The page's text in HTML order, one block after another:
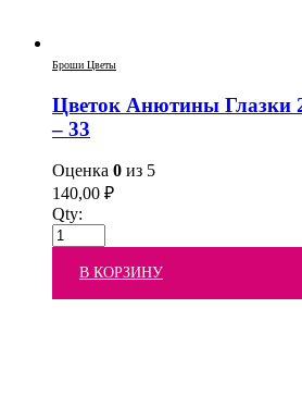
Броши Цветы
Цветок Анютины Глазки
– 33
Оценка 0 из 5
140,00 ₽
Qty:
В КОРЗИНУ